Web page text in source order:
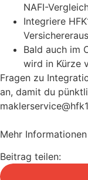
NAFI-
Integriere
Bald auch im
wird in Kürze
Fragen zu
an, damit du
Mehr
Beitrag teilen: